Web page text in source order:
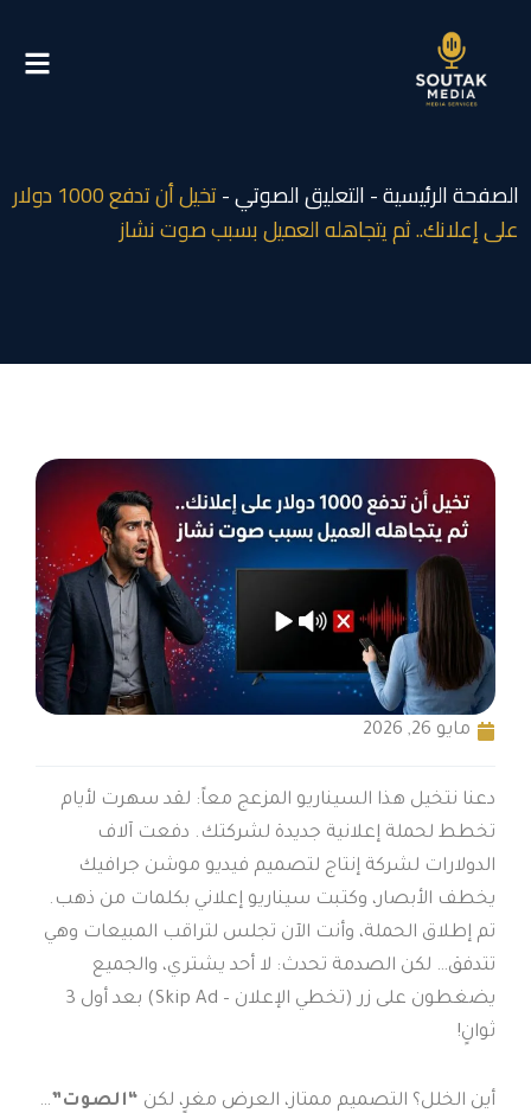
الرئيسية-التعليق الصوتي-
تخيل أن تدفع 1000 دولار
إعلانك.. ثم يتجاهله العميل بسبب صوت نشاز
مايو 26, 2026
دعنا نتخيل هذا السيناريو المزعج معاً: لقد سهرت لأيام
تخطط لحملة إعلانية جديدة لشركتك. دفعت آلاف
الدولارات لشركة إنتاج لتصميم فيديو موشن جرافيك
يخطف الأبصار، وكتبت سيناريو إعلاني بكلمات من ذهب.
تم إطلاق الحملة، وأنت الآن تجلس لتراقب المبيعات وهي
تتدفق… لكن الصدمة تحدث: لا أحد يشتري، والجميع
يضغطون على زر (تخطي الإعلان – Skip Ad) بعد أول 3
ثوانٍ!
أين الخلل؟ التصميم ممتاز، العرض مغرٍ، لكن“الصوت”…